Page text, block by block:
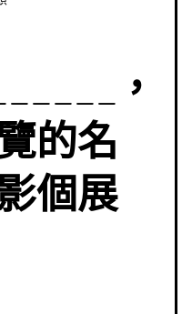
，
的名
個展